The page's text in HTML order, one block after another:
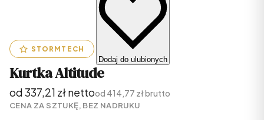
STORMTECH
Dodaj do ulubionych
Kurtka Altitude
od 337,21 zł nettood 414,77 zł brutto
CENA ZA SZTUKĘ, BEZ NADRUKU